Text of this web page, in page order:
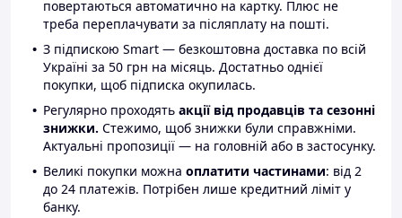
повертаються автоматично на картку. Плюс не
треба переплачувати за післяплату на пошті.
З підпискою Smart — безкоштовна доставка по всій
Україні за 50 грн на місяць. Достатньо однієї
покупки, щоб підписка окупилась.
Регулярно проходять акції від продавців та сезонні
знижки. Стежимо, щоб знижки були справжніми.
Актуальні пропозиції — на головній або в застосунку.
Великі покупки можна оплатити частинами: від 2
до 24 платежів. Потрібен лише кредитний ліміт у
банку.